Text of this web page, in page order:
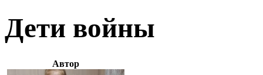
Дети войны
Автор